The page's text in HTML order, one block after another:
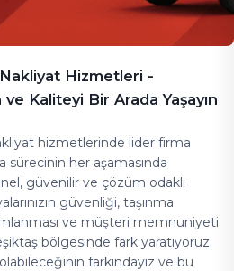
Hizmetleri -
Kaliteyi Bir Arada Yaşayın
hizmetlerinde lider firma
sürecinin her aşamasında
güvenilir ve çözüm odaklı
güvenliği, taşınma
ve müşteri memnuniyeti
bölgesinde fark yaratıyoruz.
farkındayız ve bu